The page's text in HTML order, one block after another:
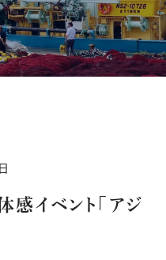
イベント「アジ